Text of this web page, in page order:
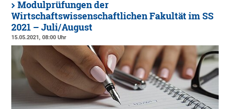
Modulprüfungen der
Wirtschaftswissenschaftlichen Fakultät im SS
2021 – Juli/August
15.05.2021, 08:00 Uhr